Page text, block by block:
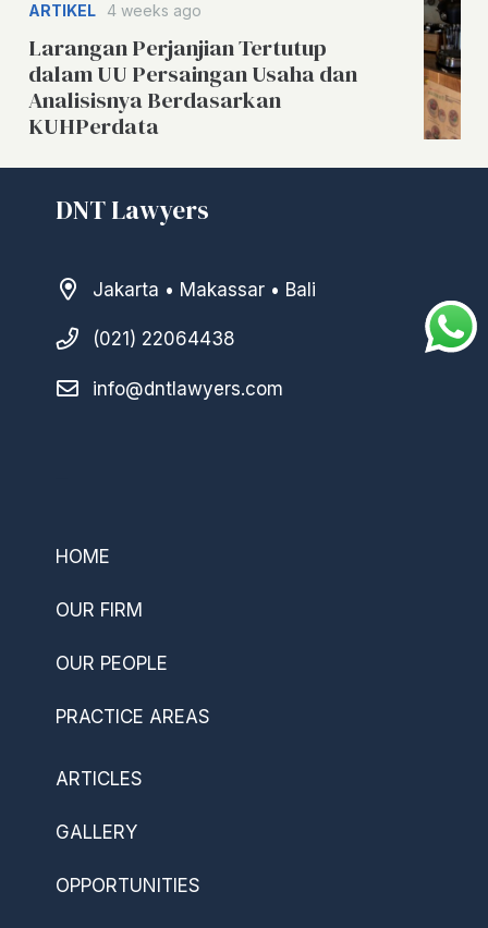
ARTIKEL 4 weeks ago
Larangan Perjanjian Tertutup
dalam UU Persaingan Usaha dan
Analisisnya Berdasarkan
KUHPerdata
DNT Lawyers
Jakarta • Makassar • Bali
(021) 22064438
info@dntlawyers.com
HOME
OUR FIRM
OUR PEOPLE
PRACTICE AREAS
ARTICLES
GALLERY
OPPORTUNITIES